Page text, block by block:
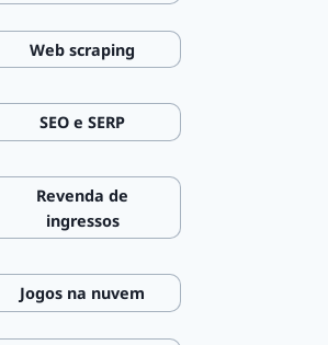
Web scraping
SEO e SERP
Revenda de
ingressos
Jogos na nuvem